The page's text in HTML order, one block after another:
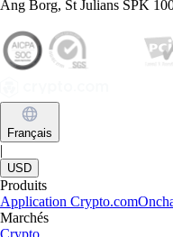
Learn more
Comment acheter du Cronos
récompenses et l’utilité réelle.
CRO ou si vous voulez
guide vous explique comment
Learn more
Voir les articles
Une plateforme